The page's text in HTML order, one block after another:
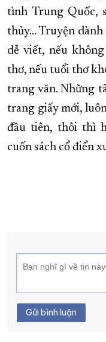
tình Trung Quốc,
thủy… Truyện
dễ viết, nếu
thơ, nếu tuổi thơ
trang văn. Những
trang giấy mới,
đầu tiên, thôi thì
cuốn sách cổ điển
Gửi bình luận